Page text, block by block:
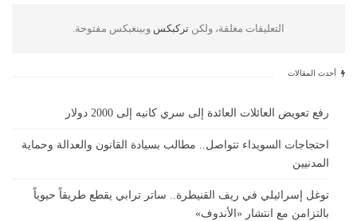
التعليقات مغلقة، ولكن تركبكس وبينغبكس مفتوحة.
أحدث المقالات
رفع تعويض العائلات العائدة إلى سري كانيه إلى 2000 دولار
احتجاجات السويداء تتواصل.. مطالب بسيادة القانون والعدالة وحماية
المدنيين
توغل إسرائيلي في ريف القنيطرة.. ساتر ترابي يقطع طريقاً حيوياً
بالتزامن مع انتشار «الأندوف»